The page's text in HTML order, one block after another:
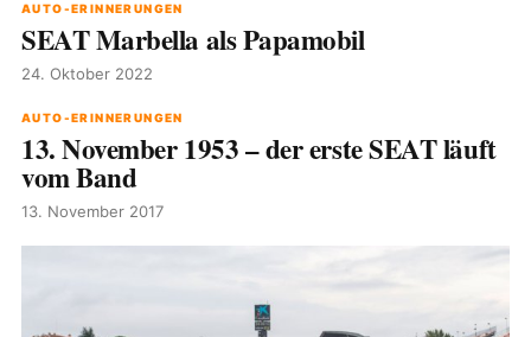
AUTO-ERINNERUNGEN
SEAT Marbella als Papamobil
24. Oktober 2022
AUTO-ERINNERUNGEN
13. November 1953 – der erste SEAT läuft
vom Band
13. November 2017